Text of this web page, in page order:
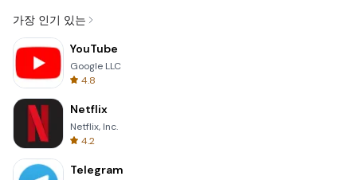
가장 인기 있는
YouTube
Google LLC
4.8
Netflix
Netflix, Inc.
4.2
Telegram